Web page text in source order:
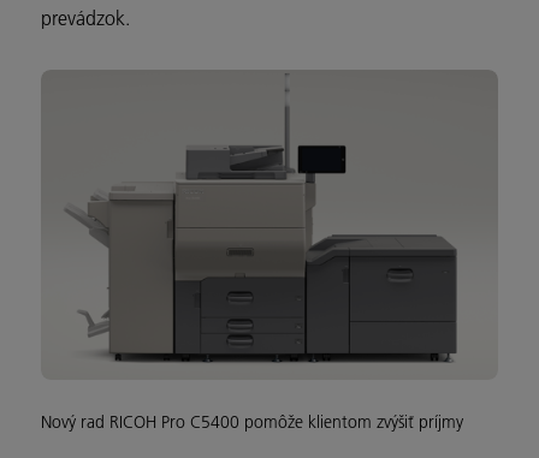
prevádzok.
Nový rad RICOH Pro C5400 pomôže klientom zvýšiť príjmy